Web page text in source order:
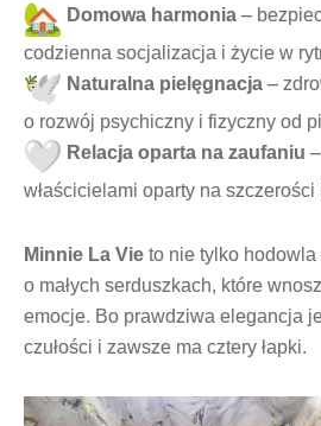
Domowa harmonia –
codzienna socjalizacja i życie w
Naturalna pielęgnacja –
o rozwój psychiczny i fizyczny od
Relacja oparta na zaufaniu
właścicielami oparty na szczerości
Minnie La Vie to nie tylko
o małych serduszkach, które
emocje. Bo prawdziwa elegancja
czułości i zawsze ma cztery łapki.